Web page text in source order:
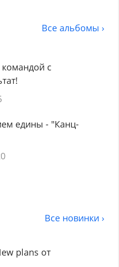
Все альбомы ›
с
едины - "Канц-
Все новинки ›
plans от